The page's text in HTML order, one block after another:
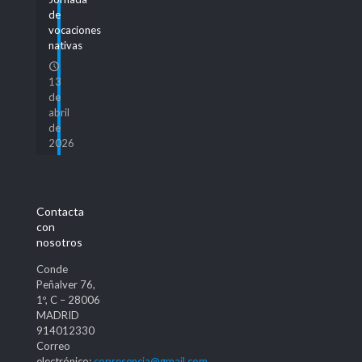
de
vocaciones
nativas
13
de
abril
de
2026
Contacta
con
nosotros
Conde
Peñalver 76,
1º, C – 28006
MADRID
914012330
Correo